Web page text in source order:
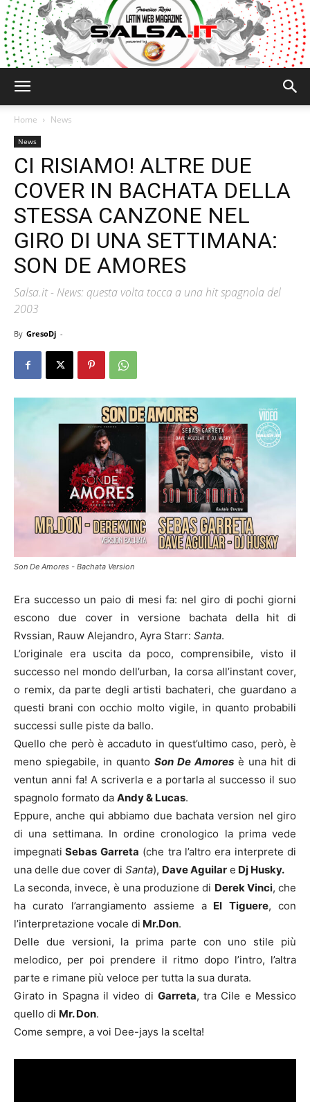
Home News
News
CI RISIAMO! ALTRE DUE
COVER IN BACHATA DELLA
STESSA CANZONE NEL
GIRO DI UNA SETTIMANA:
SON DE AMORES
Salsa.it - News: questa volta tocca a una hit spagnola del
2003
By GresoDj -
Son De Amores - Bachata Version
Era successo un paio di mesi fa: nel giro di pochi giorni
escono due cover in versione bachata della hit di
Rvssian, Rauw Alejandro, Ayra Starr: Santa.
L’originale era uscita da poco, comprensibile, visto il
successo nel mondo dell’urban, la corsa all’instant cover,
o remix, da parte degli artisti bachateri, che guardano a
questi brani con occhio molto vigile, in quanto probabili
successi sulle piste da ballo.
Quello che però è accaduto in quest’ultimo caso, però, è
meno spiegabile, in quanto Son De Amores è una hit di
ventun anni fa! A scriverla e a portarla al successo il suo
spagnolo formato da Andy & Lucas.
Eppure, anche qui abbiamo due bachata version nel giro
di una settimana. In ordine cronologico la prima vede
impegnati Sebas Garreta (che tra l’altro era interprete di
una delle due cover di Santa), Dave Aguilar e Dj Husky.
La seconda, invece, è una produzione di Derek Vinci, che
ha curato l’arrangiamento assieme a El Tiguere, con
l’interpretazione vocale di Mr.Don.
Delle due versioni, la prima parte con uno stile più
melodico, per poi prendere il ritmo dopo l’intro, l’altra
parte e rimane più veloce per tutta la sua durata.
Girato in Spagna il video di Garreta, tra Cile e Messico
quello di Mr. Don.
Come sempre, a voi Dee-jays la scelta!